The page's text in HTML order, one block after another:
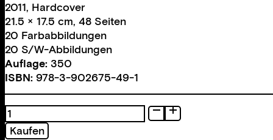
2011, Hardcover
21.5 × 17.5 cm, 48 Seiten
20 Farbabbildungen
20 S/W-Abbildungen
Auflage: 350
ISBN: 978-3-902675-49-1
twenty
Menge
Kaufen